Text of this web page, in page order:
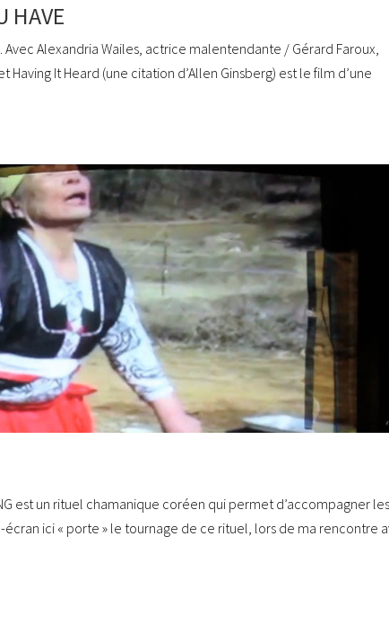
HAVE
Avec Alexandria Wailes, actrice malentendante / Gérard Faroux,
Having It Heard (une citation d’Allen Ginsberg) est le film d’une
est un rituel chamanique coréen qui permet d’accompagner
écran ici « porte » le tournage de ce rituel, lors de ma rencontre